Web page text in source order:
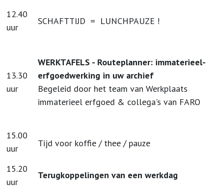
12.40
uur
SCHAFTTIJD = LUNCHPAUZE !
13.30
uur
WERKTAFELS - Routeplanner: immaterieel-
erfgoedwerking in uw archief
Begeleid door het team van Werkplaats
immaterieel erfgoed & collega's van FARO
15.00
uur
Tijd voor koffie / thee / pauze
15.20
uur
Terugkoppelingen van een werkdag